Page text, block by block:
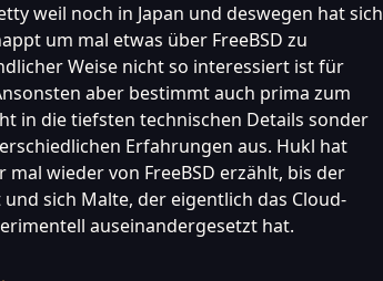
weil noch in Japan und deswegen hat sich
um mal etwas über FreeBSD zu
Weise nicht so interessiert ist für
aber bestimmt auch prima zum
in die tiefsten technischen Details sonder
Erfahrungen aus. Hukl hat
mal wieder von FreeBSD erzählt, bis der
sich Malte, der eigentlich das Cloud-
auseinandergesetzt hat.